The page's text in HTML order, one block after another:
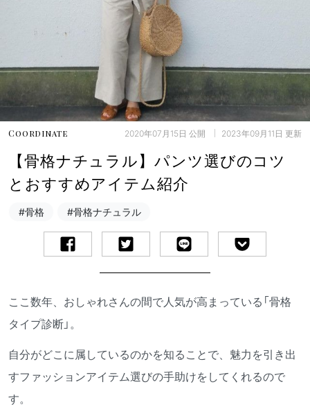
Coordinate 2020年07月15日 公開 2023年09月11日 更新
【骨格ナチュラル】パンツ選びのコツ
とおすすめアイテム紹介
#骨格 #骨格ナチュラル
ここ数年、おしゃれさんの間で人気が高まっている「骨格
タイプ診断」。
自分がどこに属しているのかを知ることで、魅力を引き出
すファッションアイテム選びの手助けをしてくれるので
す。